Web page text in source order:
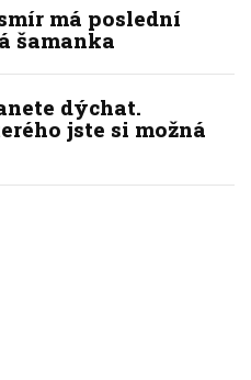
má poslední
šamanka
dýchat.
jste si možná